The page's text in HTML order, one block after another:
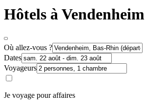
Hôtels à Vendenheim
Où allez-vous ?
Dates
Voyageurs
Je voyage pour affaires